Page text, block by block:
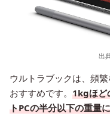
出
ウルトラブックは、頻
おすすめです。 1kgほど
トPCの半分以下の重量